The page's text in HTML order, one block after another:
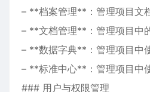
– **档案管理**：管理项目文
– **文档管理**：管理项目中
– **数据字典**：管理项目中
– **标准中心**：管理项目中
### 用户与权限管理